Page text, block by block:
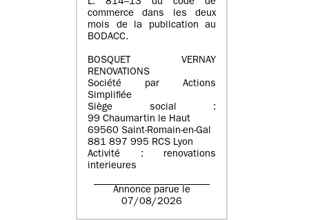
L. 814–13 du code de
commerce dans les deux
mois de la publication au
BODACC.
BOSQUET VERNAY
RENOVATIONS
Société par Actions
Simplifiée
Siège social :
99 Chaumartin le Haut
69560 Saint-Romain-en-Gal
881 897 995 RCS Lyon
Activité : renovations
interieures
Annonce parue le
07/08/2026